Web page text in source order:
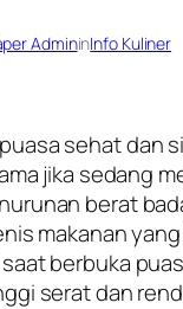
AdmininInfo Kuliner
sehat dan
jika sedang
berat
makanan
berbuka
serat dan